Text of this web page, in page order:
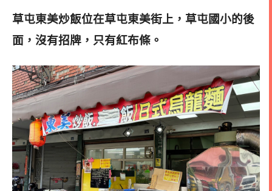
草屯東美炒飯位在草屯東美街上，草屯國小的後
面，沒有招牌，只有紅布條。